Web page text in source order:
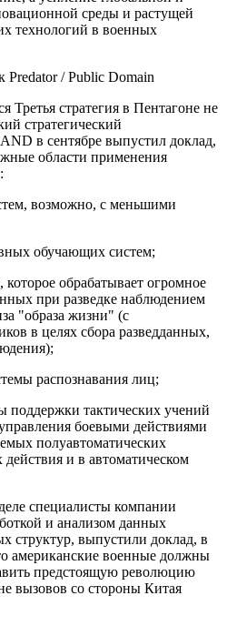
среды и растущей
технологий в военных
/ Public Domain
Третья стратегия в Пентагоне не
стратегический
в сентябре выпустил доклад,
области применения
возможно, с меньшими
обучающих систем;
обрабатывает огромное
при разведке наблюдением
"образа жизни" (с
в целях сбора разведданных,
распознавания лиц;
поддержки тактических учений
боевыми действиями
полуавтоматических
и в автоматическом
специалисты компании
и анализом данных
структур, выпустили доклад, в
американские военные должны
предстоящую революцию
вызовов со стороны Китая